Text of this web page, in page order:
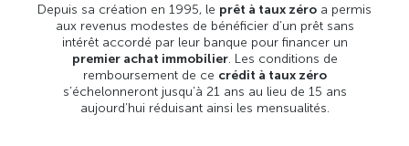
Depuis sa création en 1995, le prêt à taux zéro a permis
aux revenus modestes de bénéficier d’un prêt sans
intérêt accordé par leur banque pour financer un
premier achat immobilier. Les conditions de
remboursement de ce crédit à taux zéro
s’échelonneront jusqu’à 21 ans au lieu de 15 ans
aujourd’hui réduisant ainsi les mensualités.